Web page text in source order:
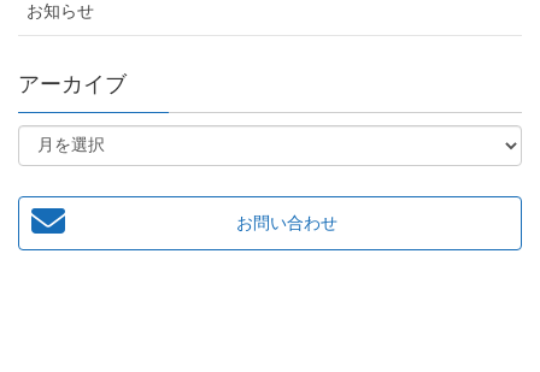
お知らせ
アーカイブ
お問い合わせ